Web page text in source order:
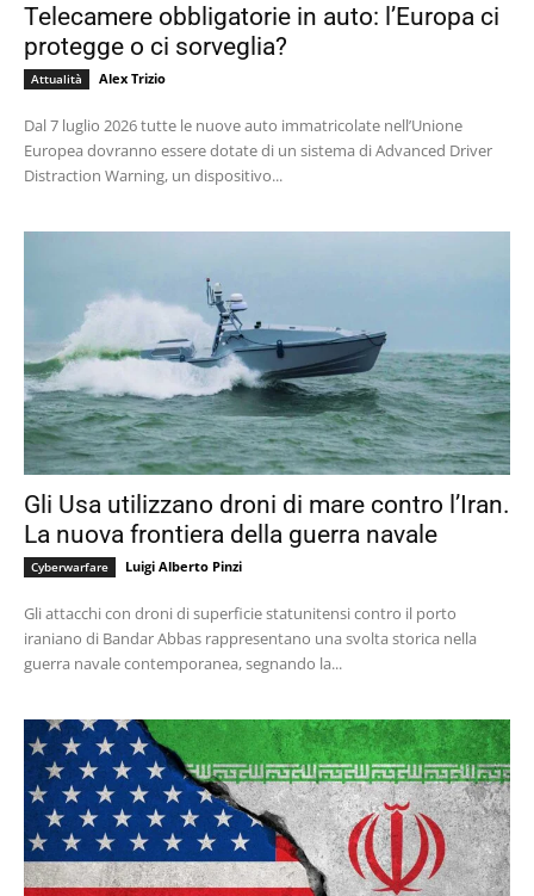
Telecamere obbligatorie in auto: l’Europa ci
protegge o ci sorveglia?
Attualità Alex Trizio
Dal 7 luglio 2026 tutte le nuove auto immatricolate nell’Unione
Europea dovranno essere dotate di un sistema di Advanced Driver
Distraction Warning, un dispositivo...
Gli Usa utilizzano droni di mare contro l’Iran.
La nuova frontiera della guerra navale
Cyberwarfare Luigi Alberto Pinzi
Gli attacchi con droni di superficie statunitensi contro il porto
iraniano di Bandar Abbas rappresentano una svolta storica nella
guerra navale contemporanea, segnando la...